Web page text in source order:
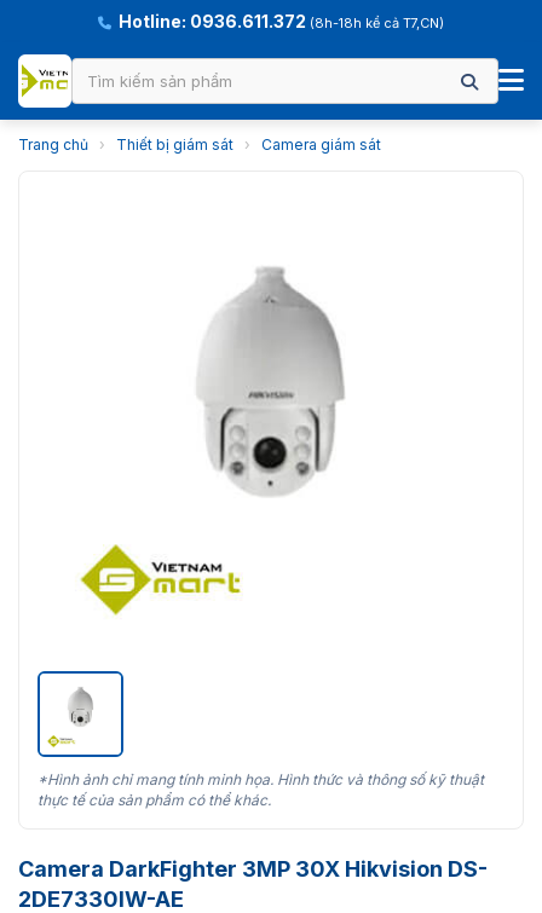
Hotline: 0936.611.372 (8h-18h kể cả T7,CN)
Trang chủ › Thiết bị giám sát › Camera giám sát
*Hình ảnh chỉ mang tính minh họa. Hình thức và thông số kỹ thuật
thực tế của sản phẩm có thể khác.
Camera DarkFighter 3MP 30X Hikvision DS-
2DE7330IW-AE